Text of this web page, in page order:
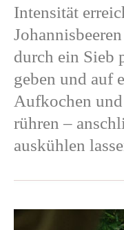
Intensität
durch ein Sieb
geben und auf
Aufkochen
rühren –
auskühlen